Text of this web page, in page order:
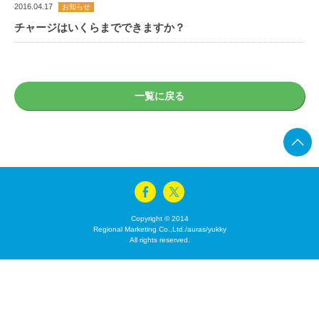
2016.04.17 お知らせ
チャージはいくらまでできますか？
一覧に戻る
Copyright © 2014
Regional Marketing Co.,Ltd./auras/yukky
All rights reserved.